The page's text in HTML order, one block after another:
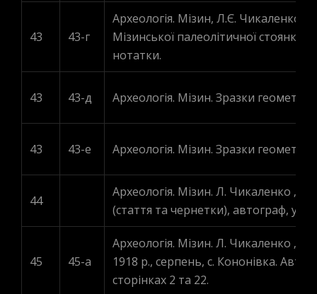
43 43-г
Археологія. Мізин, Л.Є. Чикаленко
Мізинської палеолітичної стоянки
нотатки.
43 43-д Археологія. Мізин. Зразки
43 43-е Археологія. Мізин. Зразки
44
Археологія. Мізин. Л. Чикаленко
(стаття та чернетки), автограф,
45 45-a
Археологія. Мізин. Л. Чикаленко
1918 р., серпень, с. Кононівка.
сторінках 2 та 22.